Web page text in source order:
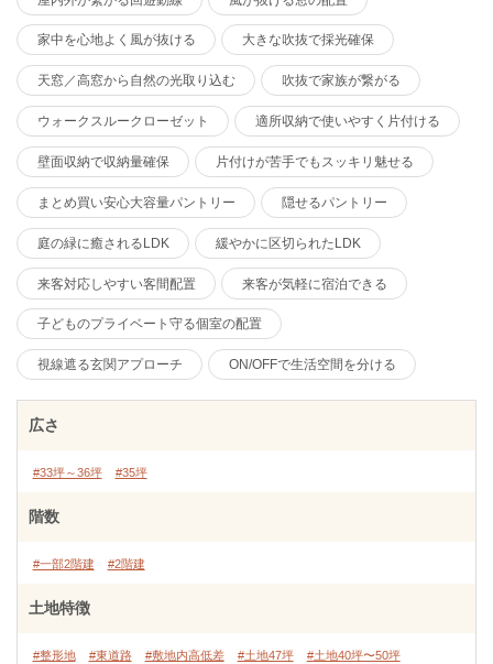
家中を心地よく風が抜ける 大きな吹抜で採光確保
天窓／高窓から自然の光取り込む 吹抜で家族が繋がる
ウォークスルークローゼット 適所収納で使いやすく片付ける
壁面収納で収納量確保 片付けが苦手でもスッキリ魅せる
まとめ買い安心大容量パントリー 隠せるパントリー
庭の緑に癒されるLDK 緩やかに区切られたLDK
来客対応しやすい客間配置 来客が気軽に宿泊できる
子どものプライベート守る個室の配置
視線遮る玄関アプローチ ON/OFFで生活空間を分ける
広さ
#33坪～36坪 #35坪
階数
#一部2階建 #2階建
土地特徴
#整形地 #東道路 #敷地内高低差 #土地47坪 #土地40坪〜50坪